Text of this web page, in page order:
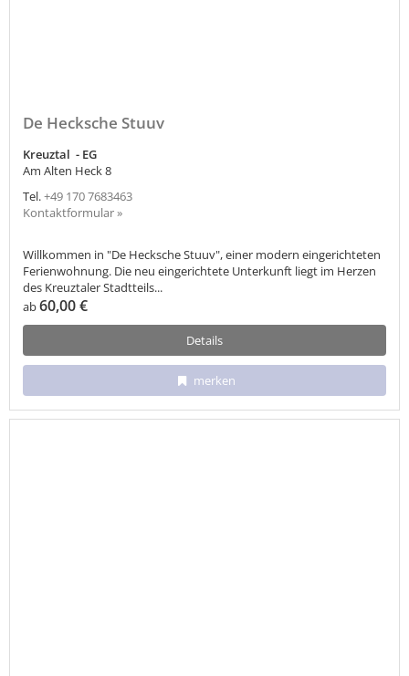
De Hecksche Stuuv
Kreuztal - EG
Am Alten Heck 8
Tel.+49 170 7683463
Kontaktformular »
Willkommen in "De Hecksche Stuuv", einer modern eingerichteten
Ferienwohnung. Die neu eingerichtete Unterkunft liegt im Herzen
des Kreuztaler Stadtteils...
ab60,00 €
Details
merken